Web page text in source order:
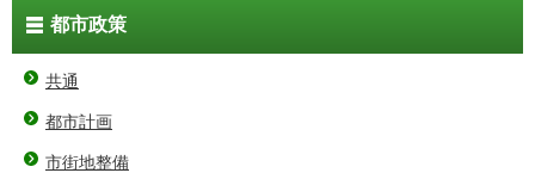
都市政策
共通
都市計画
市街地整備